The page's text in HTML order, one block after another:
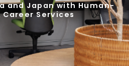
and Japan with Human-
Career Services